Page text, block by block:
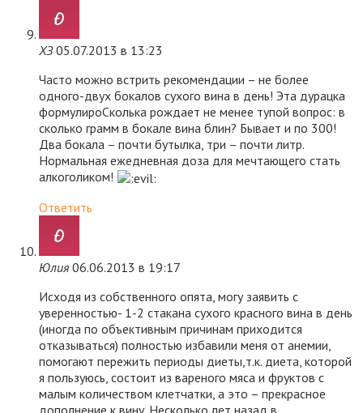
ХЗ 05.07.2013 в 13:23
Часто можно встрить рекомендации – не более
одного-двух бокалов сухого вина в день! Эта дурацка
формулироСколька рождает не менее тупой вопрос: в
сколько грамм в бокале вина блин? Бывает и по 300!
Два бокала – почти бутылка, три – почти литр.
Нормальная ежедневная доза для мечтающего стать
алкоголиком!
Ответить
Юлия 06.06.2013 в 19:17
Исходя из собственного опята, могу заявить с
уверенностью- 1-2 стакана сухого красного вина в день
(иногда по объективным причинам приходится
отказываться) полностью избавили меня от анемии,
помогают пережить периоды диеты,т.к. диета, которой
я пользуюсь, состоит из вареного мяса и фруктов с
малым количеством клетчатки, а это – прекрасное
дополнение к вину. Несколько лет назад в